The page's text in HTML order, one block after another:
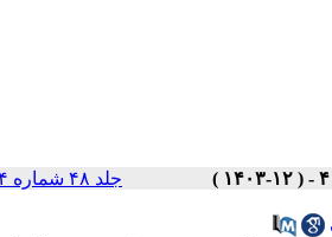
جلد ۴۸ شماره ۴ صفحات ۷۴-۶۴